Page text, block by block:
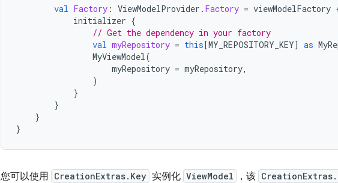
val Factory : ViewModelProvider . Factory = viewModelFactory
initializer {
// Get the dependency in your factory
val myRepository = this[MY_REPOSITORY_KEY] as
MyViewModel(
myRepository = myRepository,
)
}
}
}
}
您可以使用 CreationExtras.Key 实例化 ViewModel ，该